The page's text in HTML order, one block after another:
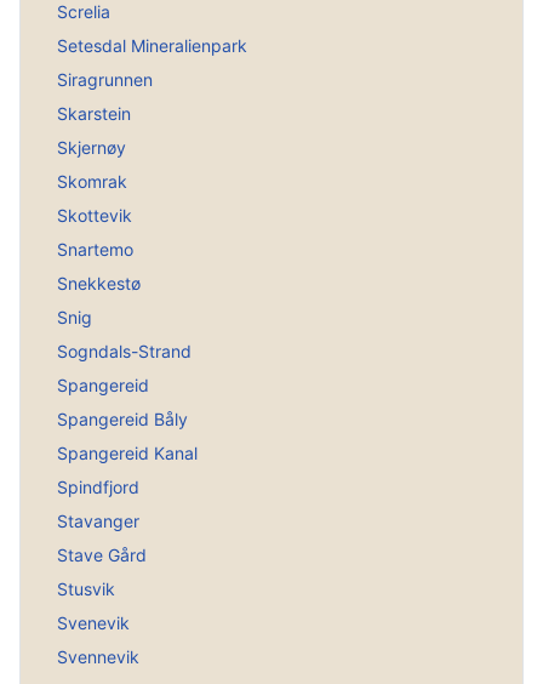
Screlia
Setesdal Mineralienpark
Siragrunnen
Skarstein
Skjernøy
Skomrak
Skottevik
Snartemo
Snekkestø
Snig
Sogndals-Strand
Spangereid
Spangereid Båly
Spangereid Kanal
Spindfjord
Stavanger
Stave Gård
Stusvik
Svenevik
Svennevik